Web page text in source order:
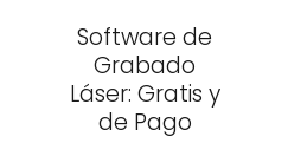
Software de
Grabado
Láser: Gratis y
de Pago